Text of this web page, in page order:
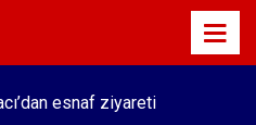
esnaf ziyareti